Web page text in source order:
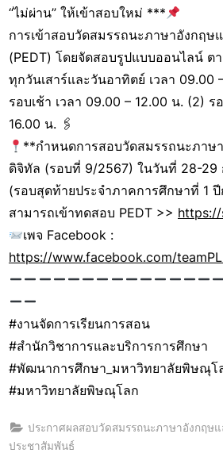
“ไม่ผ่าน” ให้เข้าสอบใหม่ ***
การเข้าสอบวัดสมรรถนะภาษาอังกฤษ
(PEDT) โดยจัดสอบรูปแบบออนไลน์
ทุกวันเสาร์และวันอาทิตย์ เวลา 09.00
รอบเช้า เวลา 09.00 – 12.00 น. (2) ร
16.00 น. 🖇
**กำหนดการสอบวัดสมรรถนะภาษ
ดิจิทัล (รอบที่ 9/2567) ในวันที่ 28-29
(รอบสุดท้ายประจำภาคการศึกษาที่ 1
สามารถเข้าทดสอบ PEDT >> https://
เพจ Facebook :
https://www.facebook.com/
#งานจัดการเรียนการสอน
#สำนักวิชาการและบริการการศึกษา
#พัฒนาการศึกษา_มหาวิทยาลัยพิษณุโ
#มหาวิทยาลัยพิษณุโลก
ประกาศผลสอบวัดสมรรถนะภาษาอังกฤษ
ประชาสัมพันธ์